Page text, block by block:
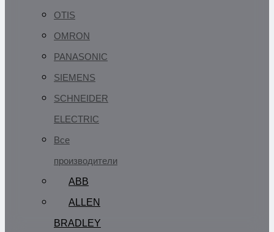
OTIS
OMRON
PANASONIC
SIEMENS
SCHNEIDER
ELECTRIC
Все
производители
ABB
ALLEN
BRADLEY